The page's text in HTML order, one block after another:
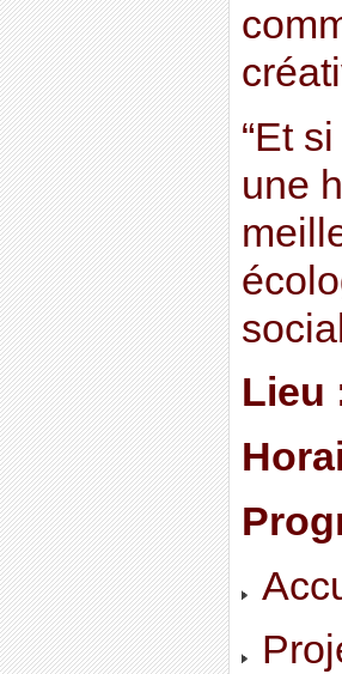
“Et
une
Lieu